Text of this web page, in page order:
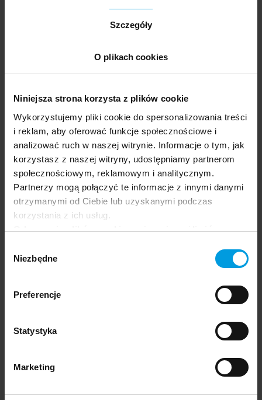
Szczegóły
O plikach cookies
Niniejsza strona korzysta z plików cookie
Wykorzystujemy pliki cookie do spersonalizowania treści
i reklam, aby oferować funkcje społecznościowe i
analizować ruch w naszej witrynie. Informacje o tym, jak
korzystasz z naszej witryny, udostępniamy partnerom
społecznościowym, reklamowym i analitycznym.
Partnerzy mogą połączyć te informacje z innymi danymi
otrzymanymi od Ciebie lub uzyskanymi podczas
korzystania z ich usług.
Odrzucenie plików cookie może uniemożliwić
oferowanych na naszej stronie, w tym m.in. z
zgody
Niezbędne
Preferencje
Statystyka
Marketing
Prelegentka
Sławomir Prusakowski
Psycholog i trener biznesu, absolwent
się zagadnienia takie jak prokrastynacja,
wypalenie zawodowe, zaangażowanie w
Zobacz biogram
na stronie Uniwersytetu SWPS
Zapisz się do newslettera